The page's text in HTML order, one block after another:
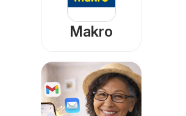
Makro